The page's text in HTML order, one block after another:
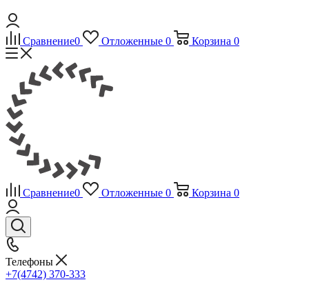
Сравнение0 Отложенные 0 Корзина 0
Сравнение0 Отложенные 0 Корзина 0
Телефоны
+7(4742) 370-333